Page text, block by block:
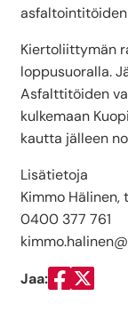
Kiertoliittymän
loppusuoralla.
Asfalttitöiden
kulkemaan
kautta jälleen
Lisätietoja
Kimmo Hälinen,
0400 377 761
Jaa:
JaaJaa